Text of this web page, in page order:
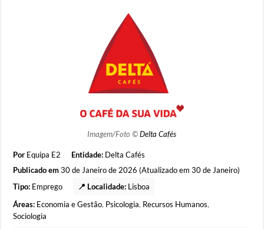
Imagem/Foto ©Delta Cafés
Por Equipa E2 Entidade: Delta Cafés
Publicado em30 de Janeiro de 2026 (Atualizado em 30 de Janeiro)
Tipo: Emprego 📍 Localidade: Lisboa
Áreas: Economia e Gestão, Psicologia, Recursos Humanos,
Sociologia